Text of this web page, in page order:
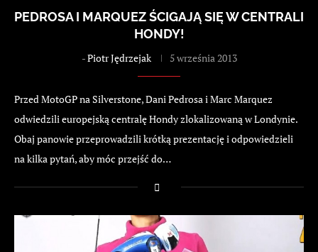
PEDROSA I MARQUEZ ŚCIGAJĄ SIĘ W CENTRALI
HONDY!
-Piotr Jędrzejak 5 września 2013
Przed MotoGP na Silverstone, Dani Pedrosa i Marc Marquez
odwiedzili europejską centralę Hondy zlokalizowaną w Londynie.
Obaj panowie przeprowadzili krótką prezentację i odpowiedzieli
na kilka pytań, aby móc przejść do…